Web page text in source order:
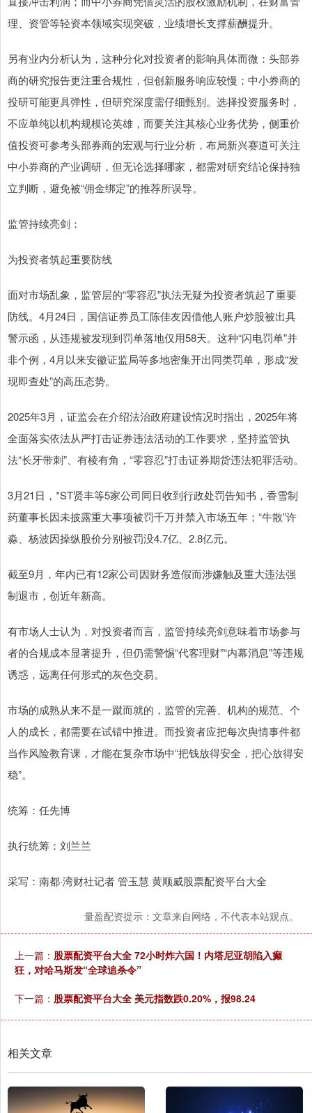
理、资管等轻资本领域实现突破，业绩增长支撑薪酬提升。
另有业内分析认为，这种分化对投资者的影响具体而微：头部券
商的研究报告更注重合规性，但创新服务响应较慢；中小券商的
投研可能更具弹性，但研究深度需仔细甄别。选择投资服务时，
不应单纯以机构规模论英雄，而要关注其核心业务优势，侧重价
值投资可参考头部券商的宏观与行业分析，布局新兴赛道可关注
中小券商的产业调研，但无论选择哪家，都需对研究结论保持独
立判断，避免被“佣金绑定”的推荐所误导。
监管持续亮剑：
为投资者筑起重要防线
面对市场乱象，监管层的“零容忍”执法无疑为投资者筑起了重要
防线。4月24日，国信证券员工陈佳友因借他人账户炒股被出具
警示函，从违规被发现到罚单落地仅用58天。这种“闪电罚单”并
非个例，4月以来安徽证监局等多地密集开出同类罚单，形成“发
现即查处”的高压态势。
2025年3月，证监会在介绍法治政府建设情况时指出，2025年将
全面落实依法从严打击证券违法活动的工作要求，坚持监管执
法“长牙带刺”、有棱有角，“零容忍”打击证券期货违法犯罪活动。
3月21日，*ST贤丰等5家公司同日收到行政处罚告知书，香雪制
药董事长因未披露重大事项被罚千万并禁入市场五年；“牛散”许
淼、杨波因操纵股价分别被罚没4.7亿、2.8亿元。
截至9月，年内已有12家公司因财务造假而涉嫌触及重大违法强
制退市，创近年新高。
有市场人士认为，对投资者而言，监管持续亮剑意味着市场参与
者的合规成本显著提升，但仍需警惕“代客理财”“内幕消息”等违规
诱惑，远离任何形式的灰色交易。
市场的成熟从来不是一蹴而就的，监管的完善、机构的规范、个
人的成长，都需要在试错中推进。而投资者应把每次舆情事件都
当作风险教育课，才能在复杂市场中“把钱放得安全，把心放得安
稳”。
统筹：任先博
执行统筹：刘兰兰
采写：南都·湾财社记者 管玉慧 黄顺威股票配资平台大全
量盈配资提示：文章来自网络，不代表本站观点。
上一篇： 股票配资平台大全 72小时炸六国！内塔尼亚胡陷入癫
狂，对哈马斯发“全球追杀令”
下一篇： 股票配资平台大全 美元指数跌0.20%，报98.24
相关文章